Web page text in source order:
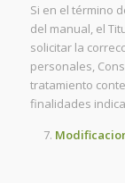
Si en el término
del manual, el
solicitar la
personales,
tratamiento
finalidades